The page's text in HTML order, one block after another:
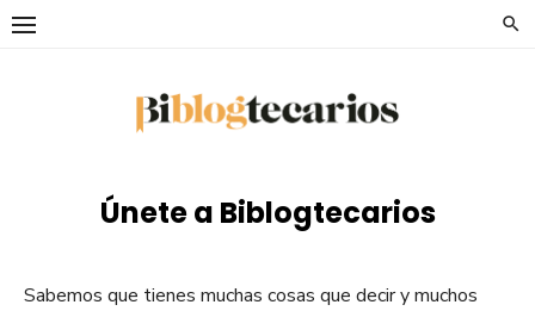
Saltar
Únete a Biblogtecarios
Sabemos que tienes muchas cosas que decir y muchos